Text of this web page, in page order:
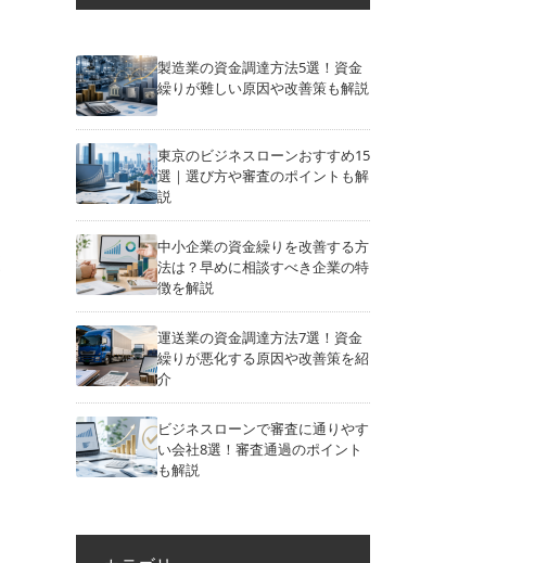
製造業の資金調達方法5選！資金
繰りが難しい原因や改善策も解説
東京のビジネスローンおすすめ15
選｜選び方や審査のポイントも解
説
中小企業の資金繰りを改善する方
法は？早めに相談すべき企業の特
徴を解説
運送業の資金調達方法7選！資金
繰りが悪化する原因や改善策を紹
介
ビジネスローンで審査に通りやす
い会社8選！審査通過のポイント
も解説